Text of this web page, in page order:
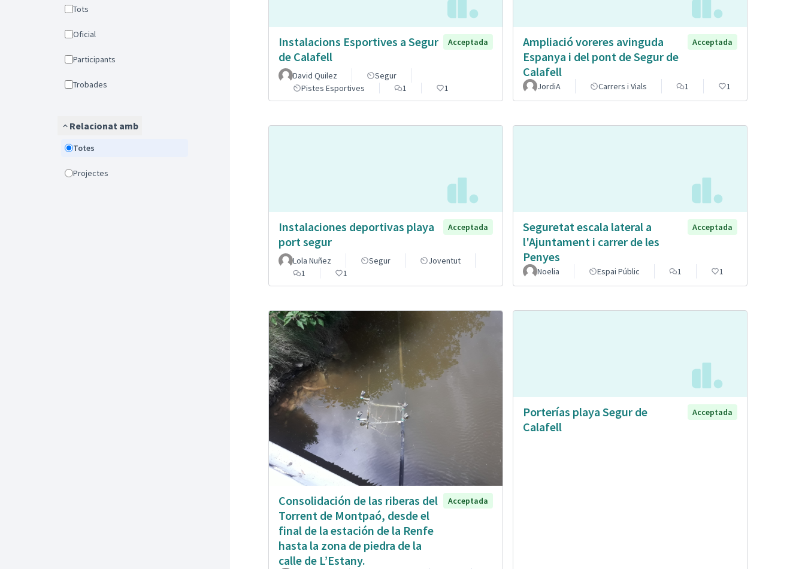
Tots
Oficial
Participants
Trobades
Relacionat amb
Totes
Projectes
Instalacions Esportives a Segur
de Calafell
Acceptada
David Quilez
Segur
Pistes Esportives
1 1
Ampliació voreres avinguda
Espanya i del pont de Segur de
Calafell
Acceptada
JordiA Carrers i Vials 1 1
Instalaciones deportivas playa
port segur
Acceptada
Lola Nuñez Segur
Joventut
1
1
Seguretat escala lateral a
l'Ajuntament i carrer de les
Penyes
Acceptada
Noelia Espai Públic 1 1
Consolidación de las riberas del
Torrent de Montpaó, desde el
final de la estación de la Renfe
hasta la zona de piedra de la
calle de L’Estany.
Acceptada
Porterías playa Segur de
Calafell
Acceptada